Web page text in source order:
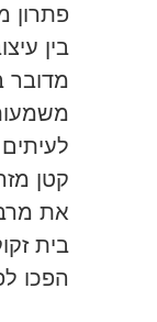
פתרון
בין
מדובר
קטן
את
בית
הפכו